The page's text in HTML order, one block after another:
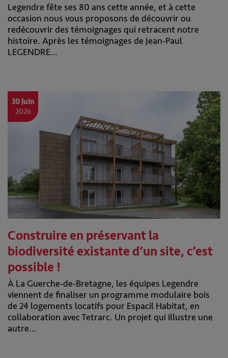
Legendre fête ses 80 ans cette année, et à cette
occasion nous vous proposons de découvrir ou
redécouvrir des témoignages qui retracent notre
histoire. Après les témoignages de Jean-Paul
LEGENDRE…
30 Juin
2026
Construire en préservant la
biodiversité existante d’un site, c’est
possible !
À La Guerche-de-Bretagne, les équipes Legendre
viennent de finaliser un programme modulaire bois
de 24 logements locatifs pour Espacil Habitat, en
collaboration avec Tetrarc. Un projet qui illustre une
autre…